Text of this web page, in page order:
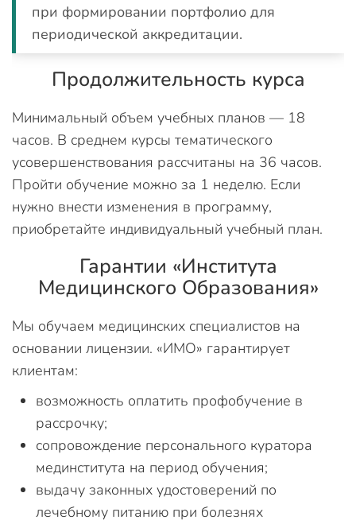
при формировании портфолио для
периодической аккредитации.
Продолжительность курса
Минимальный объем учебных планов — 18
часов. В среднем курсы тематического
усовершенствования рассчитаны на 36 часов.
Пройти обучение можно за 1 неделю. Если
нужно внести изменения в программу,
приобретайте индивидуальный учебный план.
Гарантии «Института
Медицинского Образования»
Мы обучаем медицинских специалистов на
основании лицензии. «ИМО» гарантирует
клиентам:
возможность оплатить профобучение в
рассрочку;
сопровождение персонального куратора
мединститута на период обучения;
выдачу законных удостоверений по
лечебному питанию при болезнях